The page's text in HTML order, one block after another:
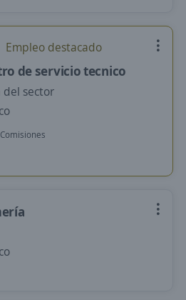
Empleo destacado
de servicio tecnico
sector